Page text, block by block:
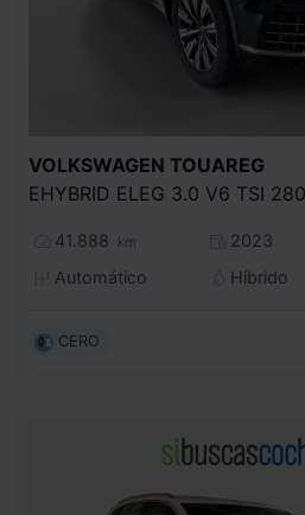
VOLKSWAGEN TOUAREG
41.888 km
2023
Automático
Híbrido
CERO